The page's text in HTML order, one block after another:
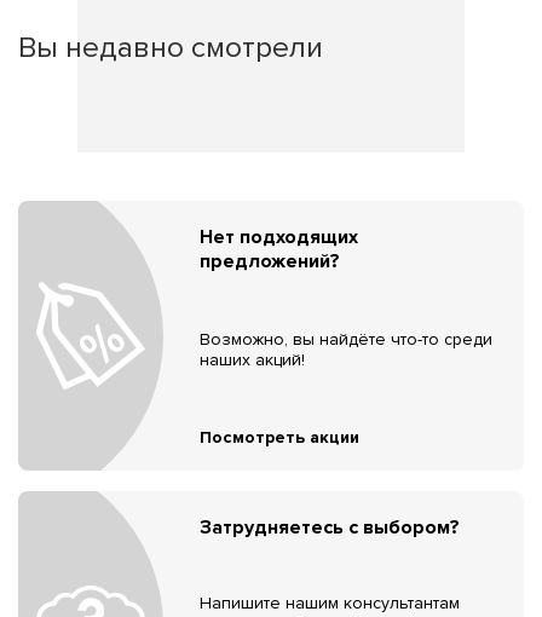
Вы недавно смотрели
Нет подходящих
предложений?
Возможно, вы найдёте что-то среди
наших акций!
Посмотреть акции
Затрудняетесь с выбором?
Напишите нашим консультантам